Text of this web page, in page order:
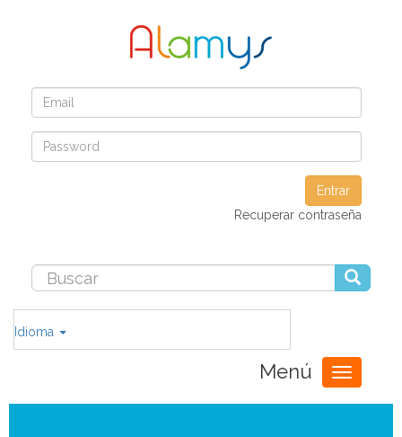
Entrar
Recuperar contraseña
Idioma
Menú
Toggle
navigation